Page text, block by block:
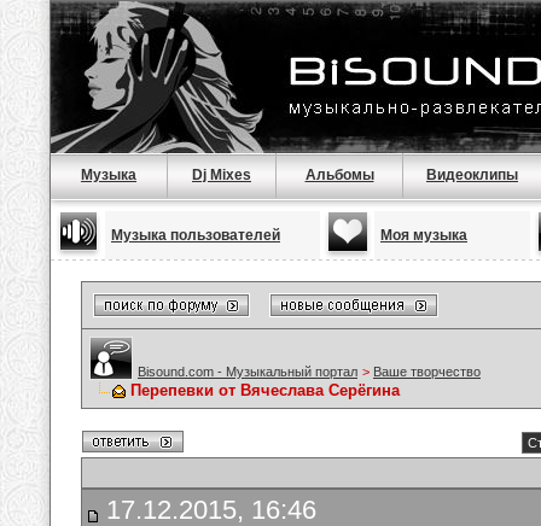
Музыка Dj Mixes Альбомы Видеоклипы
Музыка пользователей Моя музыка
Bisound.com - Музыкальный портал > Ваше творчество
Перепевки от Вячеслава Серёгина
17.12.2015, 16:46